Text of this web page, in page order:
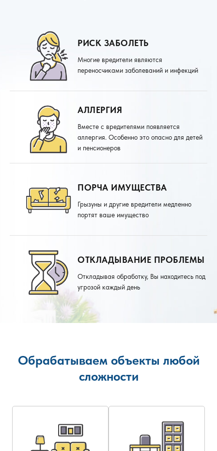
РИСК ЗАБОЛЕТЬ
Многие вредители являются
переносчиками заболеваний и инфекций
АЛЛЕРГИЯ
Вместе с вредителями появляется
аллергия. Особенно это опасно для детей
и пенсионеров
ПОРЧА ИМУЩЕСТВА
Грызуны и другие вредители медленно
портят ваше имущество
ОТКЛАДЫВАНИЕ ПРОБЛЕМЫ
Откладывая обработку, Вы находитесь под
угрозой каждый день
Обрабатываем объекты любой
сложности